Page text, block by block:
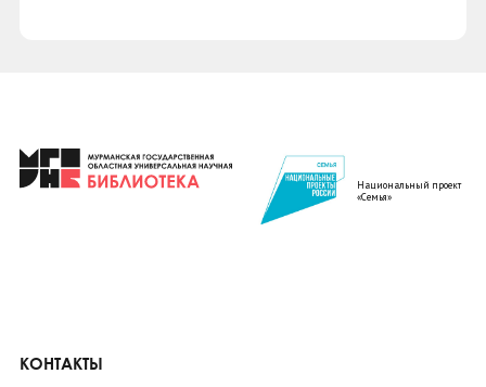
Национальный проект
«Семья»
КОНТАКТЫ